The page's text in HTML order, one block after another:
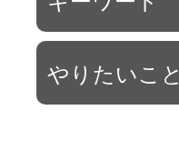
やりたいこと